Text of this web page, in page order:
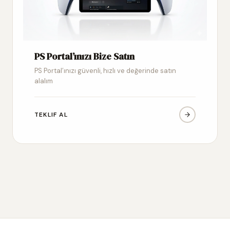
PS Portal’ınızı Bize Satın
PS Portal’ınızı güvenli, hızlı ve değerinde satın
alalım
TEKLIF AL